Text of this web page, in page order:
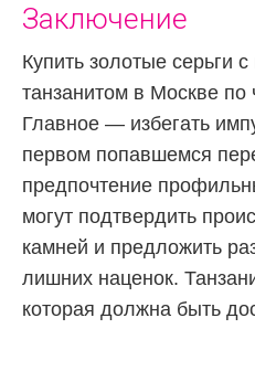
Заключение
Купить золотые серьги
танзанитом в Москве по
Главное — избегать
первом попавшемся
предпочтение
могут подтвердить
камней и предложить
лишних наценок.
которая должна быть